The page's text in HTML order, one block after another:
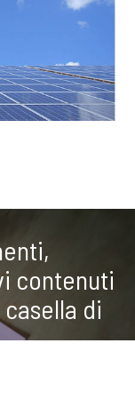
contenuti
di